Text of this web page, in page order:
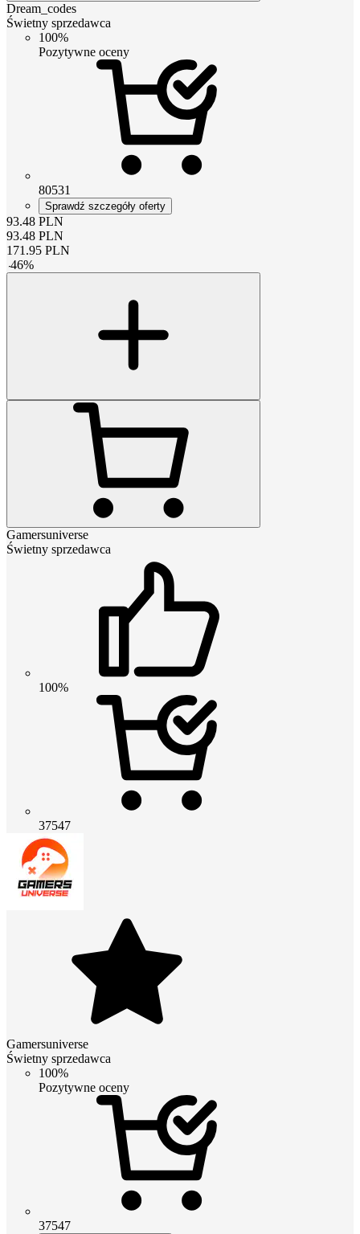
Dream_codes
Świetny sprzedawca
100%
Pozytywne oceny
80531
Sprawdź szczegóły oferty
93.48 PLN
93.48 PLN
171.95 PLN
-46%
Gamersuniverse
Świetny sprzedawca
100%
37547
Gamersuniverse
Świetny sprzedawca
100%
Pozytywne oceny
37547